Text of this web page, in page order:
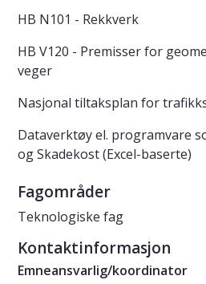
HB N101 - Rekkverk
HB V120 - Premisser for
veger
Nasjonal tiltaksplan for
Dataverktøy el. programvare
og Skadekost (Excel-baserte)
Fagområder
Teknologiske fag
Kontaktinformasjon
Emneansvarlig/koordinator